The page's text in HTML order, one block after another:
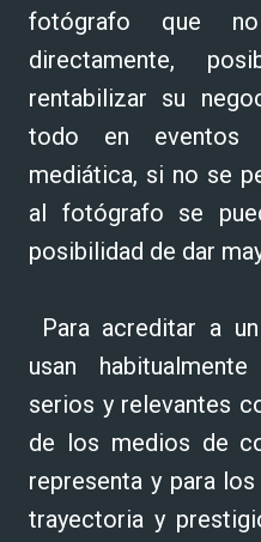
fotógrafo que
directamente,
rentabilizar su
todo en eventos
mediática, si no se
al fotógrafo se
posibilidad de dar
Para acreditar a
usan
serios y relevantes
de los medios de
representa y para
trayectoria y